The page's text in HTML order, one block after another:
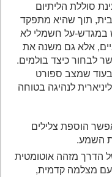
סוללת הליתיום
תוך שהיא מתפקד
על חשמלי לא
אלא גם משנה את
כיצד בולמים.
שמצב ספורט
לנהיגה בטוחה
הוספת צלילים
מזהה אוטומטית
מצלמה קדמית,